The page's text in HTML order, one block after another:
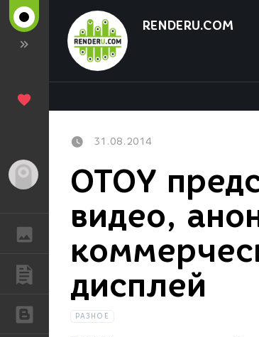
Гость
БЛОГИ
RENDERU.COM
31.08.2014
OTOY
видео,
дисплей
РАЗНОЕ